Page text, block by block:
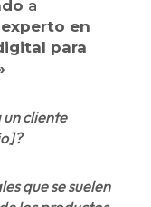
a
en
para
cliente
que se suelen